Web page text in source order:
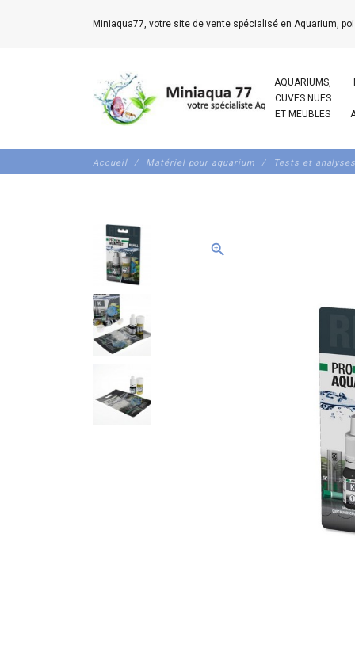
Miniaqua77, votre site de vente spécialisé en Aquarium,
AQUARIUMS,
CUVES NUES
ET MEUBLES
Accueil Matériel pour aquarium Tests et
zoom_in